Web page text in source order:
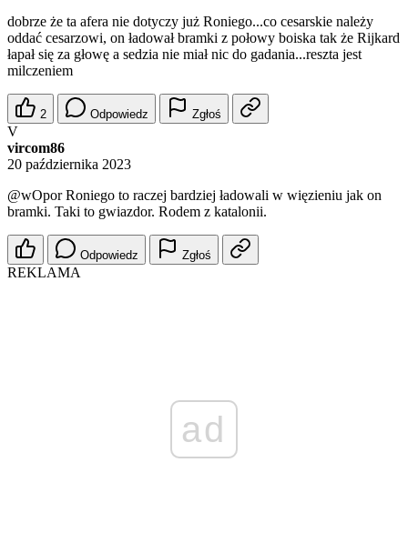
dobrze że ta afera nie dotyczy już Roniego...co cesarskie należy
oddać cesarzowi, on ładował bramki z połowy boiska tak że Rijkard
łapał się za głowę a sedzia nie miał nic do gadania...reszta jest
milczeniem
2 Odpowiedz Zgłoś
V
vircom86
20 października 2023
@wOporRoniego to raczej bardziej ładowali w więzieniu jak on
bramki. Taki to gwiazdor. Rodem z katalonii.
Odpowiedz Zgłoś
REKLAMA
ad